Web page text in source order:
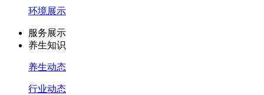
环境展示
服务展示
养生知识
养生动态
行业动态